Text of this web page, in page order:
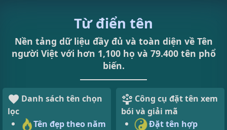
Từ điển tên
Nền tảng dữ liệu đầy đủ và toàn diện về Tên
người Việt với hơn 1,100 họ và 79.400 tên phổ
biến.
Danh sách tên chọn
lọc
Tên đẹp theo năm
Công cụ đặt tên xem
bói và giải mã
Đặt tên hợp